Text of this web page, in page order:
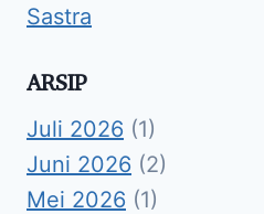
Sastra
ARSIP
Juli 2026 (1)
Juni 2026 (2)
Mei 2026 (1)